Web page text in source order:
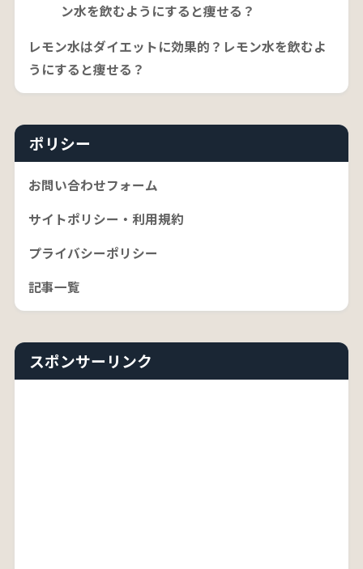
レモン水はダイエットに効果的？レモン水を飲むよ
うにすると痩せる？
ポリシー
お問い合わせフォーム
サイトポリシー・利用規約
プライバシーポリシー
記事一覧
スポンサーリンク